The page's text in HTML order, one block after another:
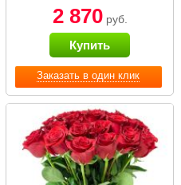
Заказать в один клик
2 870руб.
Купить